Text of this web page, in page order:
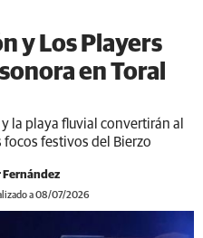
y Los Players
en Toral
la playa fluvial convertirán al
festivos del Bierzo
Fernández
a 08/07/2026